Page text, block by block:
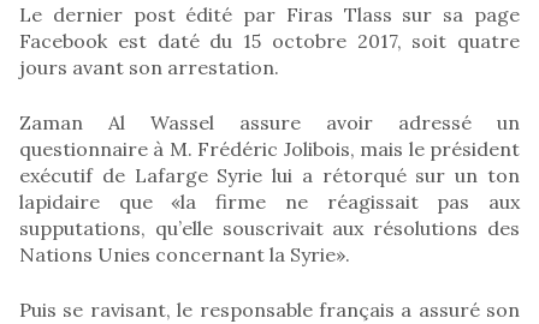
Le dernier post édité par Firas Tlass sur sa page
Facebook est daté du 15 octobre 2017, soit quatre
jours avant son arrestation.
Zaman Al Wassel assure avoir adressé un
questionnaire à M. Frédéric Jolibois, mais le président
exécutif de Lafarge Syrie lui a rétorqué sur un ton
lapidaire que «la firme ne réagissait pas aux
supputations, qu’elle souscrivait aux résolutions des
Nations Unies concernant la Syrie».
Puis se ravisant, le responsable français a assuré son